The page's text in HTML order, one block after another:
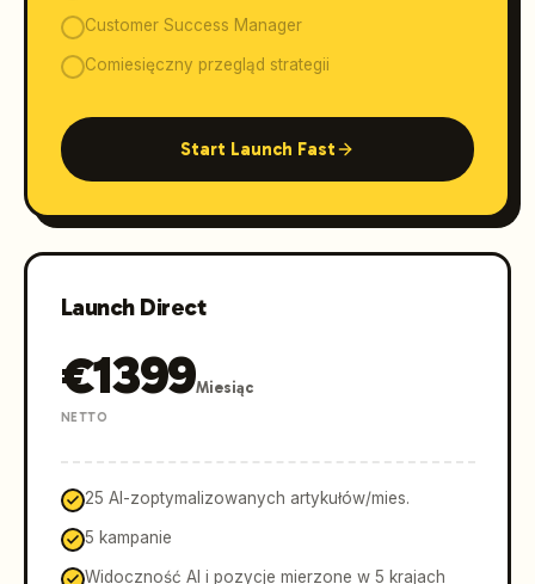
Customer Success Manager
Comiesięczny przegląd strategii
Start Launch Fast
Launch Direct
€1399Miesiąc
NETTO
25 AI-zoptymalizowanych artykułów/mies.
5 kampanie
Widoczność AI i pozycje mierzone w 5 krajach